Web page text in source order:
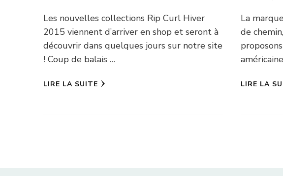
Les nouvelles collections Rip Curl Hiver
2015 viennent d’arriver en shop et seront à
découvrir dans quelques jours sur notre site
! Coup de balais …
LIRE LA SUITE
La
de
LIRE LA